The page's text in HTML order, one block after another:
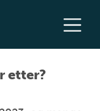
etter?